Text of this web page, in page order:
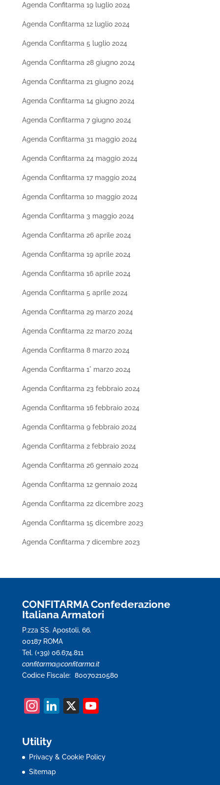
Agenda Confitarma 19 luglio 2024
Agenda Confitarma 12 luglio 2024
Agenda Confitarma 5 luglio 2024
Agenda Confitarma 28 giugno 2024
Agenda Confitarma 21 giugno 2024
Agenda Confitarma 14 giugno 2024
Agenda Confitarma 7 giugno 2024
Agenda Confitarma 31 maggio 2024
Agenda Confitarma 24 maggio 2024
Agenda Confitarma 17 maggio 2024
Agenda Confitarma 10 maggio 2024
Agenda Confitarma 3 maggio 2024
Agenda Confitarma 26 aprile 2024
Agenda Confitarma 19 aprile 2024
Agenda Confitarma 16 aprile 2024
Agenda Confitarma 5 aprile 2024
Agenda Confitarma 29 marzo 2024
Agenda Confitarma 22 marzo 2024
Agenda Confitarma 8 marzo 2024
Agenda Confitarma 1° marzo 2024
Agenda Confitarma 23 febbraio 2024
Agenda Confitarma 16 febbraio 2024
Agenda Confitarma 9 febbraio 2024
Agenda Confitarma 2 febbraio 2024
Agenda Confitarma 26 gennaio 2024
Agenda Confitarma 12 gennaio 2024
Agenda Confitarma 22 dicembre 2023
Agenda Confitarma 15 dicembre 2023
Agenda Confitarma 7 dicembre 2023
CONFITARMA Confederazione
Italiana Armatori
P.zza SS. Apostoli, 66.
00187 ROMA
Tel. (+39) 06.674.811
confitarma@confitarma.it
Codice Fiscale: 80070210580
In
a
gr
a
Li
e
X Y
T
Utility
Privacy & Cookie Policy
Sitemap